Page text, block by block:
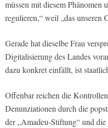
müssen mit diesem Phänomen
regulieren,“ weil „das unseren
Gerade hat dieselbe Frau
Digitalisierung des Landes
dazu konkret einfällt, ist
Offenbar reichen die
Denunziationen durch die
der „Amadeu-Stiftung“ und